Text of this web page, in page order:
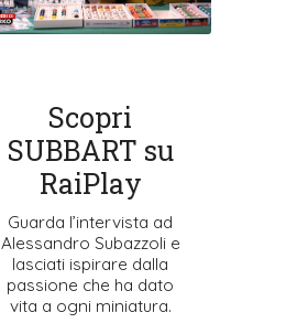
Scopri
SUBBART su
RaiPlay
Guarda l’intervista ad
Alessandro Subazzoli e
lasciati ispirare dalla
passione che ha dato
vita a ogni miniatura.